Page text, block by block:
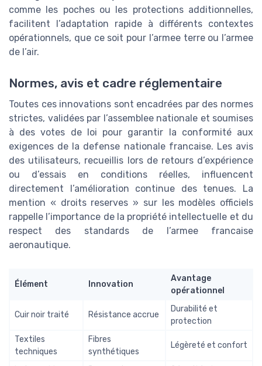
comme les poches ou les protections additionnelles,
facilitent l’adaptation rapide à différents contextes
opérationnels, que ce soit pour l’armee terre ou l’armee
de l’air.
Normes, avis et cadre réglementaire
Toutes ces innovations sont encadrées par des normes
strictes, validées par l’assemblee nationale et soumises
à des votes de loi pour garantir la conformité aux
exigences de la defense nationale francaise. Les avis
des utilisateurs, recueillis lors de retours d’expérience
ou d’essais en conditions réelles, influencent
directement l’amélioration continue des tenues. La
mention « droits reserves » sur les modèles officiels
rappelle l’importance de la propriété intellectuelle et du
respect des standards de l’armee francaise
aeronautique.
Élément Innovation
Avantage
opérationnel
Cuir noir traité Résistance accrue
Durabilité et
protection
Textiles
techniques
Fibres
synthétiques
Légèreté et confort